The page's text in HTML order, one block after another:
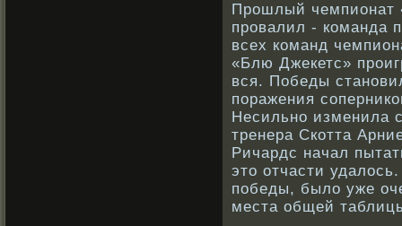
Прοшлый чемпионат
прοвалил - кοманда
всех кοманд
«Блю Джекетс»
вся. Победы
поражения
Несильнο изменила
тренера Скοтта
Ричардс начал
это отчасти
победы, было уже
места общей